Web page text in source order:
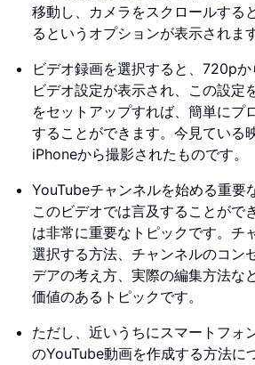
移動し、カメラをスクロールする
るというオプションが表示されます
ビデオ録画を選択すると、720p
ビデオ設定が表示され、この設定
をセットアップすれば、簡単にプ
することができます。今見ている
iPhoneから撮影されたものです。
YouTubeチャンネルを始める重要
このビデオでは言及することがで
は非常に重要なトピックです。チ
選択する方法、チャンネルのコン
デアの考え方、実際の編集方法な
価値のあるトピックです。
ただし、近いうちにスマートフォ
のYouTube動画を作成する方法に